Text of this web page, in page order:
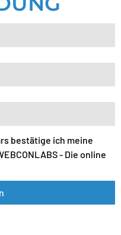
bestätige ich meine
- Die online